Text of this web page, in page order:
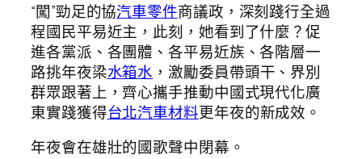
“闖”勁足的協汽車零件商議政，深刻踐行全過
程國民平易近主，此刻，她看到了什麼？促
進各黨派、各團體、各平易近族、各階層一
路挑年夜梁水箱水 ，激勵委員帶頭干、界別
群眾跟著上，齊心攜手推動中國式現代化廣
東實踐獲得台北汽車材料更年夜的新成效。
年夜會在雄壯的國歌聲中閉幕。